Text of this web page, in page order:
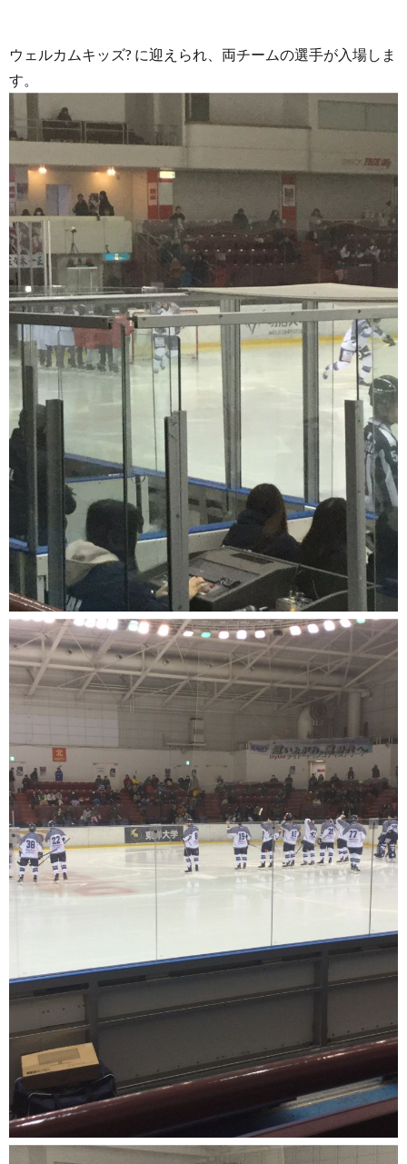
ウェルカムキッズ? に迎えられ、両チームの選手が入場しま
す。